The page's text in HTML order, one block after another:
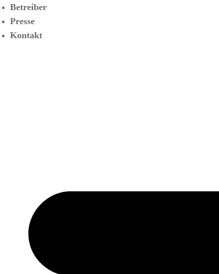
Betreiber
Presse
Kontakt